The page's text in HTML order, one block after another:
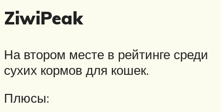
ZiwiPeak
На втором месте в рейтинге среди
сухих кормов для кошек.
Плюсы: